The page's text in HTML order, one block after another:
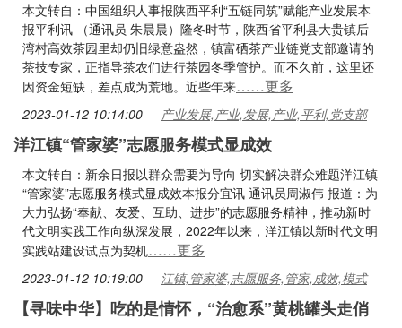
本文转自：中国组织人事报陕西平利“五链同筑”赋能产业发展本
报平利讯 （通讯员 朱晨晨）隆冬时节，陕西省平利县大贵镇后
湾村高效茶园里却仍旧绿意盎然，镇富硒茶产业链党支部邀请的
茶技专家，正指导茶农们进行茶园冬季管护。而不久前，这里还
因资金短缺，差点成为荒地。近些年来……更多
2023-01-12 10:14:00 产业发展,产业,发展,产业,平利,党支部
洋江镇“管家婆”志愿服务模式显成效
本文转自：新余日报以群众需要为导向 切实解决群众难题洋江镇
“管家婆”志愿服务模式显成效本报分宜讯 通讯员周淑伟 报道：为
大力弘扬“奉献、友爱、互助、进步”的志愿服务精神，推动新时
代文明实践工作向纵深发展，2022年以来，洋江镇以新时代文明
实践站建设试点为契机……更多
2023-01-12 10:19:00 江镇,管家婆,志愿服务,管家,成效,模式
【寻味中华】吃的是情怀，“治愈系”黄桃罐头走俏